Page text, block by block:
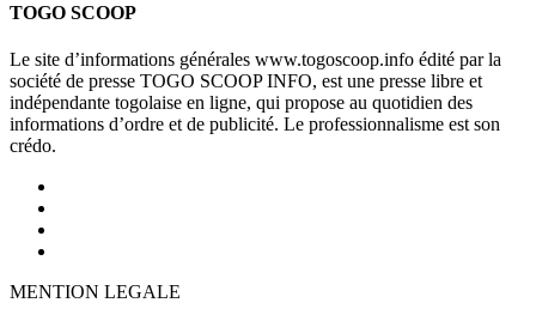
TOGO SCOOP
Le site d’informations générales www.togoscoop.info édité par la
société de presse TOGO SCOOP INFO, est une presse libre et
indépendante togolaise en ligne, qui propose au quotidien des
informations d’ordre et de publicité. Le professionnalisme est son
crédo.
MENTION LEGALE